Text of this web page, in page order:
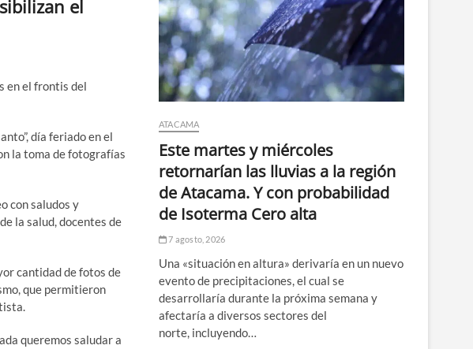
el
en el frontis del
día feriado en el
la toma de fotografías
con saludos y
la salud, docentes de
cantidad de fotos de
que permitieron
queremos saludar a
ATACAMA
Este martes y miércoles
retornarían las lluvias a la región
de Atacama. Y con probabilidad
de Isoterma Cero alta
7 agosto, 2026
Una «situación en altura» derivaría en un nuevo
evento de precipitaciones, el cual se
desarrollaría durante la próxima semana y
afectaría a diversos sectores del
norte, incluyendo…